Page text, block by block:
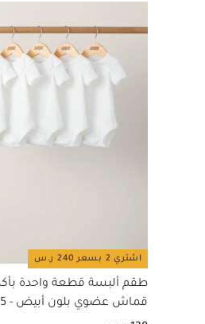
اشتري 2 بسعر 240 ر.س
طقم ألبسة قطعة واحدة
قماش عضوي بلون أبيض - 5 قطع